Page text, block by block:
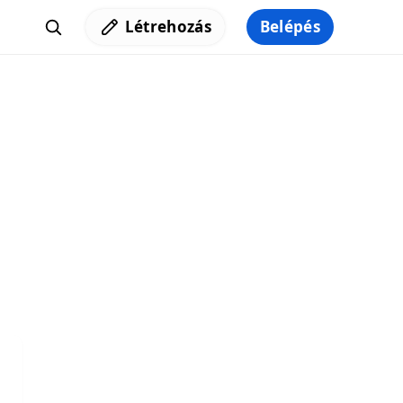
Létrehozás Belépés